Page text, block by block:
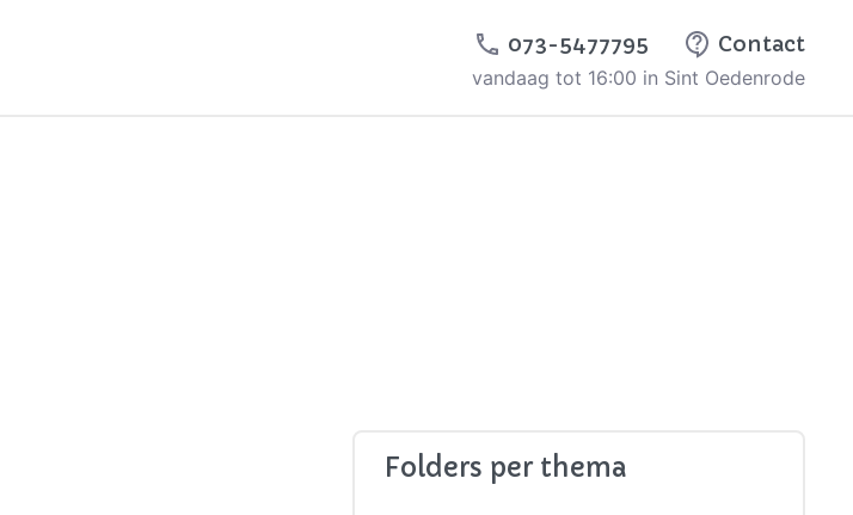
073-5477795 Contact
vandaag tot 16:00 in Sint Oedenrode
Folders per thema